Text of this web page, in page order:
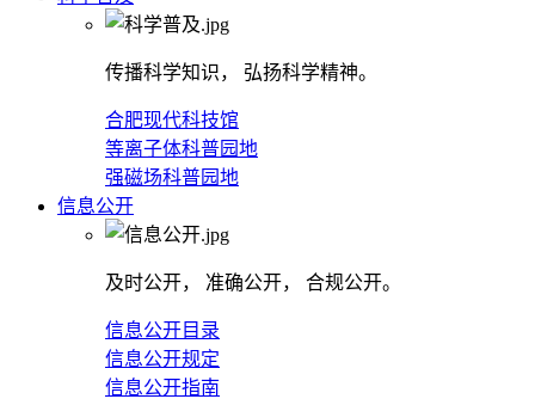
传播科学知识， 弘扬科学精神。
合肥现代科技馆
等离子体科普园地
强磁场科普园地
信息公开
及时公开， 准确公开， 合规公开。
信息公开目录
信息公开规定
信息公开指南